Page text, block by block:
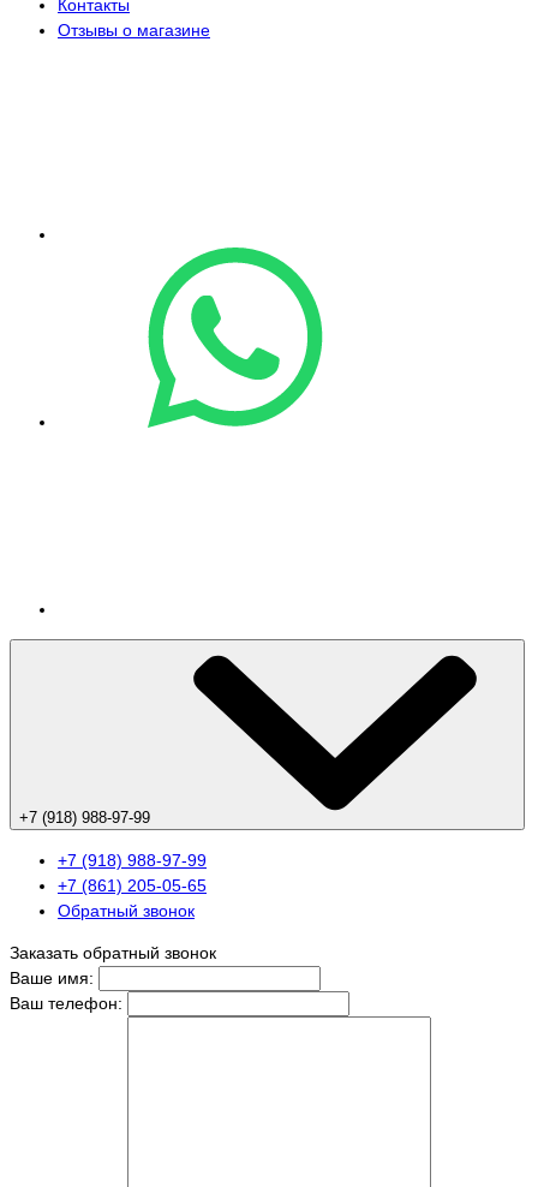
Контакты
Отзывы о магазине
+7 (918) 988-97-99
+7 (918) 988-97-99
+7 (861) 205-05-65
Обратный звонок
Заказать обратный звонок
Ваше имя:
Ваш телефон: